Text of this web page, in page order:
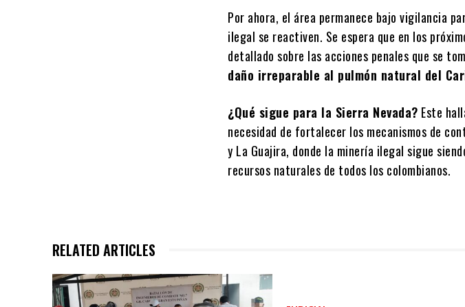
Por ahora, el área permanece bajo vigilancia
ilegal se reactiven. Se espera que en los
detallado sobre las acciones penales que se
daño irreparable al pulmón natural del
¿Qué sigue para la Sierra Nevada? Este
necesidad de fortalecer los mecanismos de
y La Guajira, donde la minería ilegal sigue
recursos naturales de todos los colombianos.
RELATED ARTICLES